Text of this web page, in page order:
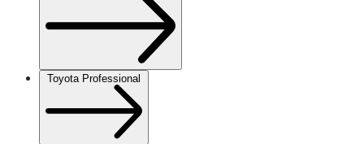
Toyota Professional